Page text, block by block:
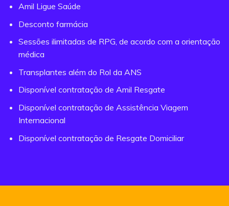
Amil Ligue Saúde
Desconto farmácia
Sessões ilimitadas de RPG, de acordo com a orientação
médica
Transplantes além do Rol da ANS
Disponível contratação de Amil Resgate
Disponível contratação de Assistência Viagem
Internacional
Disponível contratação de Resgate Domiciliar